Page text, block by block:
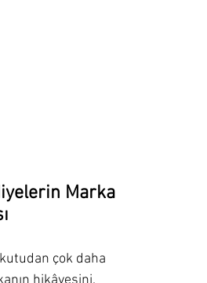
Marka
çok daha